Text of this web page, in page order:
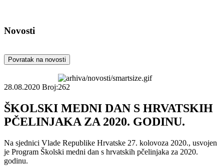
Novosti
Povratak na novosti
28.08.2020 Broj:262
ŠKOLSKI MEDNI DAN S HRVATSKIH
PČELINJAKA ZA 2020. GODINU.
Na sjednici Vlade Republike Hrvatske 27. kolovoza 2020., usvojen
je Program Školski medni dan s hrvatskih pčelinjaka za 2020.
godinu.